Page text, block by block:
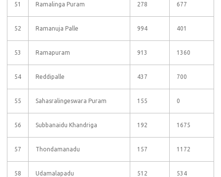
51 Ramalinga Puram 278 677
52 Ramanuja Palle 994 401
53 Ramapuram 913 1360
54 Reddipalle 437 700
55 Sahasralingeswara Puram 155 0
56 Subbanaidu Khandriga 192 1675
57 Thondamanadu 157 1172
58 Udamalapadu 512 534